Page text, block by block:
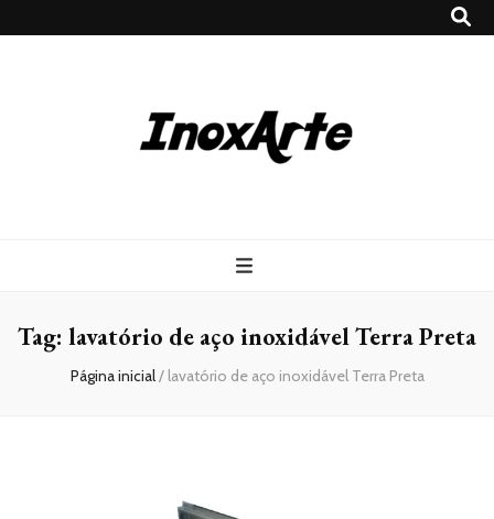
Tag: lavatório de aço inoxidável Terra Preta
Página inicial/ lavatório de aço inoxidável Terra Preta